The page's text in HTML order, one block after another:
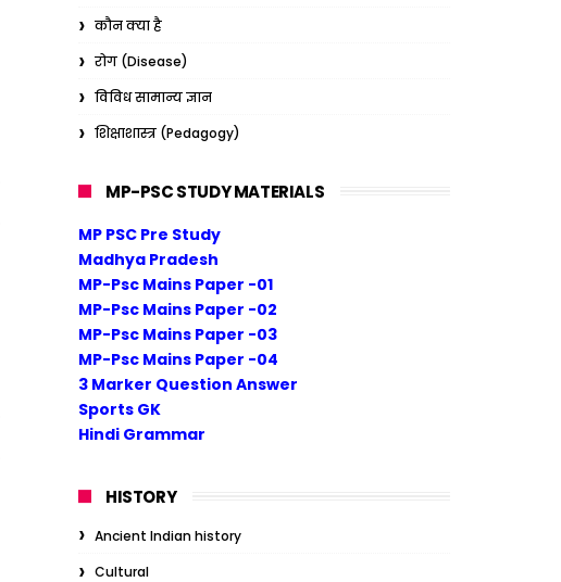
कौन क्या है
रोग (Disease)
विविध सामान्य ज्ञान
शिक्षाशास्त्र (Pedagogy)
MP-PSC STUDY MATERIALS
MP PSC Pre Study
Madhya Pradesh
MP-Psc Mains Paper -01
MP-Psc Mains Paper -02
MP-Psc Mains Paper -03
MP-Psc Mains Paper -04
3 Marker Question Answer
Sports GK
Hindi Grammar
HISTORY
Ancient Indian history
Cultural